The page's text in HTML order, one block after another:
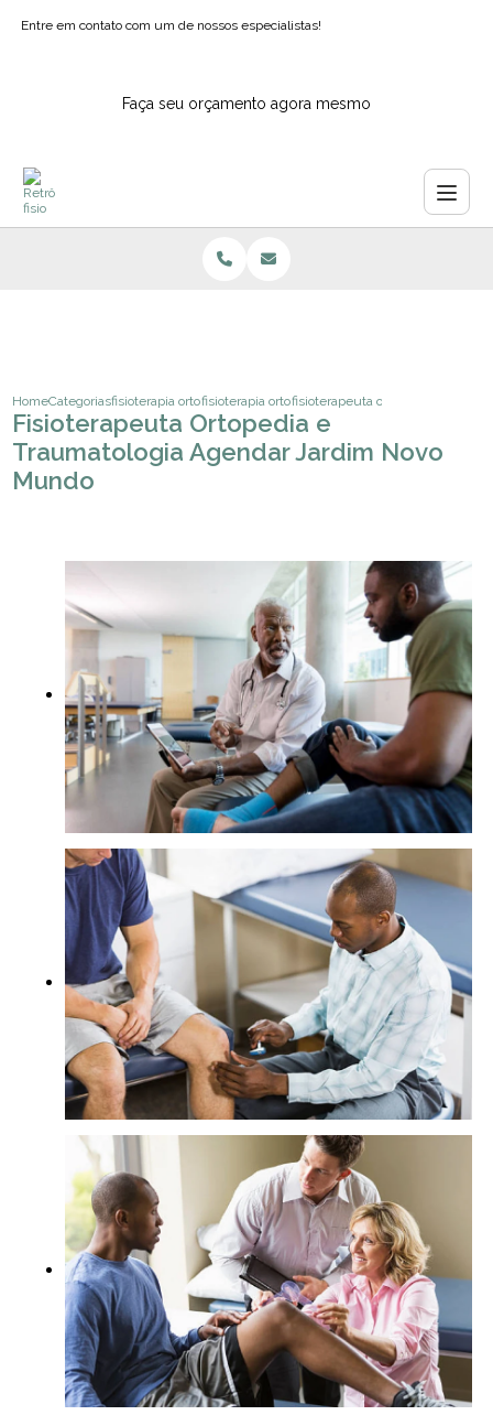
Entre em contato com um de nossos especialistas!
Faça seu orçamento agora mesmo
HomeCategoriasfisioterapia ortopedicafisioterapia ortopedica domiciliar
fisioterapeuta ortopedia e
Fisioterapeuta Ortopedia e
Traumatologia Agendar Jardim Novo
Mundo